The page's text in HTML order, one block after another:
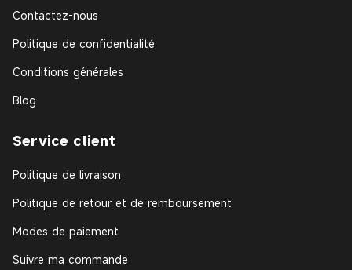
Contactez-nous
Politique de confidentialité
Conditions générales
Blog
Service client
Politique de livraison
Politique de retour et de remboursement
Modes de paiement
Suivre ma commande